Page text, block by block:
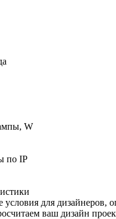
W
по IP
для дизайнеров,
ваш дизайн